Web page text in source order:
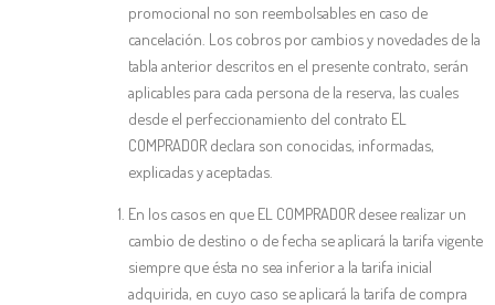
promocional no son reembolsables en caso de
cancelación. Los cobros por cambios y novedades de la
tabla anterior descritos en el presente contrato, serán
aplicables para cada persona de la reserva, las cuales
desde el perfeccionamiento del contrato EL
COMPRADOR declara son conocidas, informadas,
explicadas y aceptadas.
En los casos en que EL COMPRADOR desee realizar un
cambio de destino o de fecha se aplicará la tarifa vigente
siempre que ésta no sea inferior a la tarifa inicial
adquirida, en cuyo caso se aplicará la tarifa de compra